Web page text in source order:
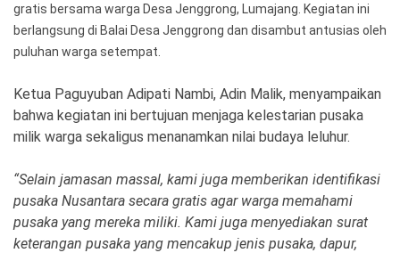
Wisata
Ekonomi Olahraga
Indeks Birokrasi
gratis bersama warga Desa Jenggrong, Lumajang. Kegiatan ini
berlangsung di Balai Desa Jenggrong dan disambut antusias oleh
puluhan warga setempat.
Ketua Paguyuban Adipati Nambi, Adin Malik, menyampaikan
bahwa kegiatan ini bertujuan menjaga kelestarian pusaka
milik warga sekaligus menanamkan nilai budaya leluhur.
“Selain jamasan massal, kami juga memberikan identifikasi
pusaka Nusantara secara gratis agar warga memahami
pusaka yang mereka miliki. Kami juga menyediakan surat
keterangan pusaka yang mencakup jenis pusaka, dapur,